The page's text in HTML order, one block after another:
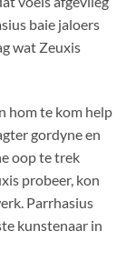
baie jaloers
wat Zeuxis
hom te kom help
gordyne en
oop te trek
probeer, kon
Parrhasius
kunstenaar in